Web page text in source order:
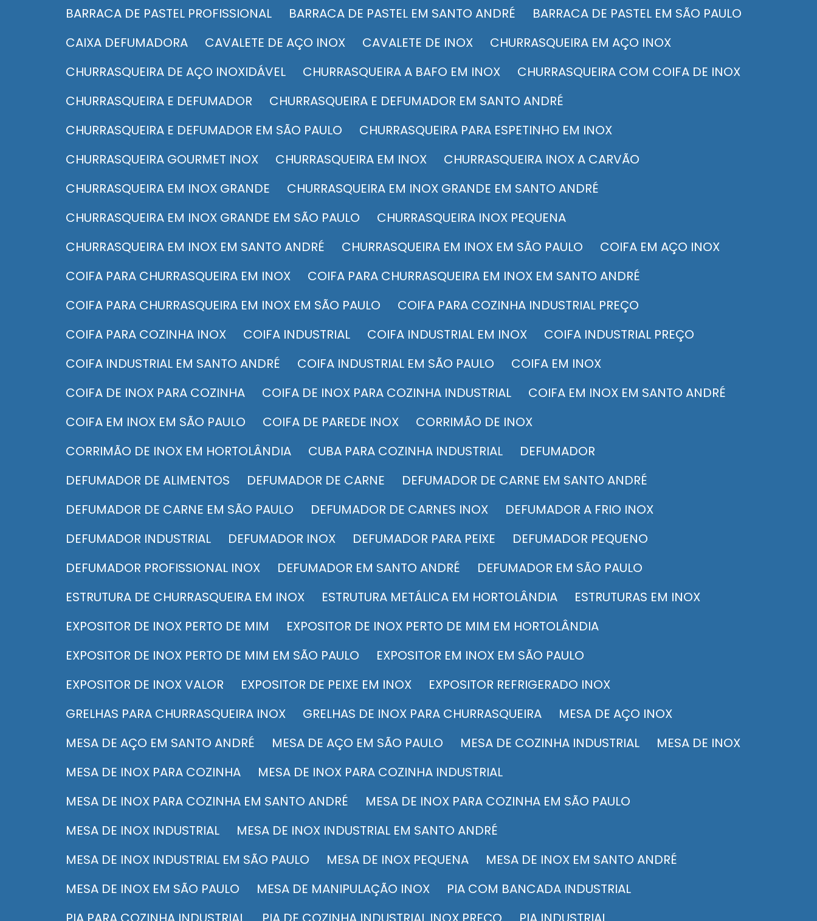
BARRACA DE PASTEL PROFISSIONAL
BARRACA DE PASTEL EM SANTO ANDRÉ
BARRACA DE PASTEL EM SÃO PAULO
CAIXA DEFUMADORA
CAVALETE DE AÇO INOX CAVALETE DE INOX
CHURRASQUEIRA EM AÇO INOX
CHURRASQUEIRA DE AÇO INOXIDÁVEL
CHURRASQUEIRA A BAFO EM INOX
CHURRASQUEIRA COM COIFA DE INOX
CHURRASQUEIRA E DEFUMADOR
CHURRASQUEIRA E DEFUMADOR EM SANTO ANDRÉ
CHURRASQUEIRA E DEFUMADOR EM SÃO PAULO
CHURRASQUEIRA PARA ESPETINHO EM INOX
CHURRASQUEIRA GOURMET INOX
CHURRASQUEIRA EM INOX
CHURRASQUEIRA INOX A CARVÃO
CHURRASQUEIRA EM INOX GRANDE
CHURRASQUEIRA EM INOX GRANDE EM SANTO ANDRÉ
CHURRASQUEIRA EM INOX GRANDE EM SÃO PAULO
CHURRASQUEIRA INOX PEQUENA
CHURRASQUEIRA EM INOX EM SANTO ANDRÉ
CHURRASQUEIRA EM INOX EM SÃO PAULO
COIFA EM AÇO INOX
COIFA PARA CHURRASQUEIRA EM INOX
COIFA PARA CHURRASQUEIRA EM INOX EM SANTO ANDRÉ
COIFA PARA CHURRASQUEIRA EM INOX EM SÃO PAULO
COIFA PARA COZINHA INDUSTRIAL PREÇO
COIFA PARA COZINHA INOX
COIFA INDUSTRIAL COIFA INDUSTRIAL EM INOX
COIFA INDUSTRIAL PREÇO
COIFA INDUSTRIAL EM SANTO ANDRÉ
COIFA INDUSTRIAL EM SÃO PAULO
COIFA EM INOX
COIFA DE INOX PARA COZINHA
COIFA DE INOX PARA COZINHA INDUSTRIAL
COIFA EM INOX EM SANTO ANDRÉ
COIFA EM INOX EM SÃO PAULO
COIFA DE PAREDE INOX
CORRIMÃO DE INOX
CORRIMÃO DE INOX EM HORTOLÂNDIA
CUBA PARA COZINHA INDUSTRIAL
DEFUMADOR
DEFUMADOR DE ALIMENTOS
DEFUMADOR DE CARNE
DEFUMADOR DE CARNE EM SANTO ANDRÉ
DEFUMADOR DE CARNE EM SÃO PAULO
DEFUMADOR DE CARNES INOX
DEFUMADOR A FRIO INOX
DEFUMADOR INDUSTRIAL
DEFUMADOR INOX DEFUMADOR PARA PEIXE
DEFUMADOR PEQUENO
DEFUMADOR PROFISSIONAL INOX
DEFUMADOR EM SANTO ANDRÉ
DEFUMADOR EM SÃO PAULO
ESTRUTURA DE CHURRASQUEIRA EM INOX
ESTRUTURA METÁLICA EM HORTOLÂNDIA
ESTRUTURAS EM INOX
EXPOSITOR DE INOX PERTO DE MIM
EXPOSITOR DE INOX PERTO DE MIM EM HORTOLÂNDIA
EXPOSITOR DE INOX PERTO DE MIM EM SÃO PAULO
EXPOSITOR EM INOX EM SÃO PAULO
EXPOSITOR DE INOX VALOR
EXPOSITOR DE PEIXE EM INOX
EXPOSITOR REFRIGERADO INOX
GRELHAS PARA CHURRASQUEIRA INOX
GRELHAS DE INOX PARA CHURRASQUEIRA
MESA DE AÇO INOX
MESA DE AÇO EM SANTO ANDRÉ
MESA DE AÇO EM SÃO PAULO MESA DE COZINHA INDUSTRIAL
MESA DE INOX
MESA DE INOX PARA COZINHA
MESA DE INOX PARA COZINHA INDUSTRIAL
MESA DE INOX PARA COZINHA EM SANTO ANDRÉ
MESA DE INOX PARA COZINHA EM SÃO PAULO
MESA DE INOX INDUSTRIAL
MESA DE INOX INDUSTRIAL EM SANTO ANDRÉ
MESA DE INOX INDUSTRIAL EM SÃO PAULO
MESA DE INOX PEQUENA
MESA DE INOX EM SANTO ANDRÉ
MESA DE INOX EM SÃO PAULO
MESA DE MANIPULAÇÃO INOX
PIA COM BANCADA INDUSTRIAL